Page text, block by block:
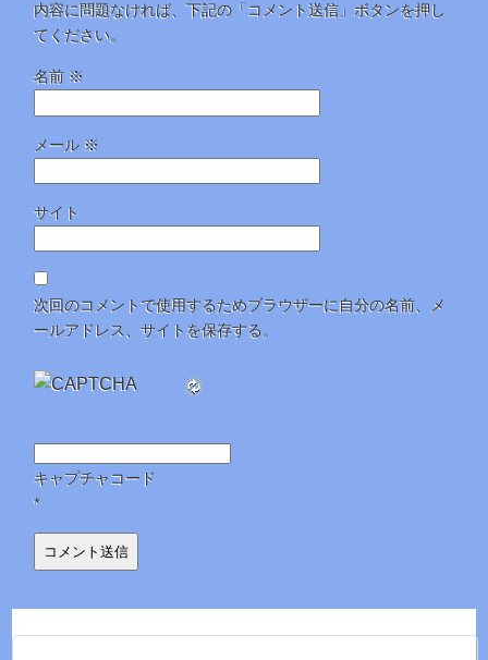
内容に問題なければ、下記の「コメント送信」ボタンを押し
てください。
名前 ※
メール ※
サイト
次回のコメントで使用するためブラウザーに自分の名前、メ
ールアドレス、サイトを保存する。
キャプチャコード
*